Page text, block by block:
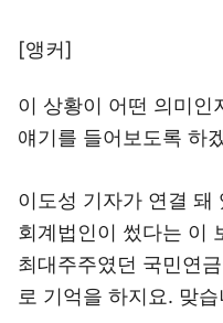
[앵커]
이 상황이 어떤 의미인
얘기를 들어보도록 하
이도성 기자가 연결 돼
회계법인이 썼다는 이
최대주주였던 국민연
로 기억을 하지요. 맞